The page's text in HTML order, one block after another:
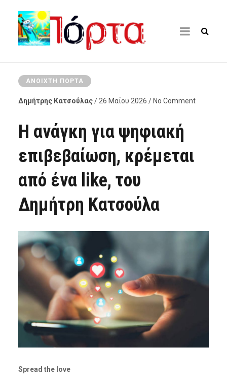
ΑΝΟΙΧΤΉ ΠΌΡΤΑ
Δημήτρης Κατσούλας/ 26 Μαΐου 2026 / No Comment
Η ανάγκη για ψηφιακή
επιβεβαίωση, κρέμεται
από ένα like, του
Δημήτρη Κατσούλα
Spread the love